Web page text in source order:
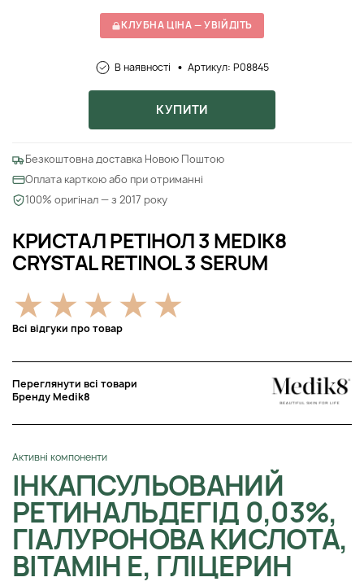
КРИСТАЛ РЕТІНОЛ 3 MEDIK8
CRYSTAL RETINOL 3 SERUM
Всі відгуки про товар
Переглянути всі товари
Бренду Medik8
Активні компоненти
ІНКАПСУЛЬОВАНИЙ
РЕТИНАЛЬДЕГІД 0,03%,
ГІАЛУРОНОВА КИСЛОТА,
ВІТАМІН Е, ГЛІЦЕРИН
КЛУБНА ЦІНА — УВІЙДІТЬ
В наявності Артикул: P08845
КУПИТИ
Безкоштовна доставка Новою Поштою
Оплата карткою або при отриманні
100% оригінал — з 2017 року